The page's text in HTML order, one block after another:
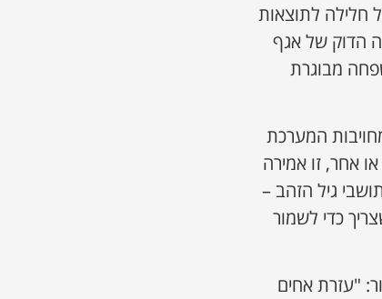
חלילה לתוצאות
הדוק של אגף
מבוגרת
המערכת
אחר, זו אמירה
גיל הזהב –
כדי לשמור
"עזרת אחים